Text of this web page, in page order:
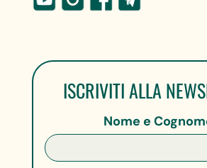
ISCRIVITI ALLA
Nome e